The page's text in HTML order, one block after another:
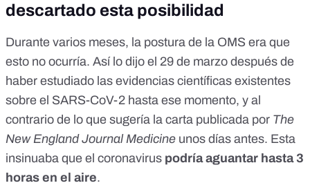
descartado esta posibilidad
Durante varios meses, la postura de la OMS era que
esto no ocurría. Así lo dijo el 29 de marzo después de
haber estudiado las evidencias científicas existentes
sobre el SARS-CoV-2 hasta ese momento, y al
contrario de lo que sugería la carta publicada por The
New England Journal Medicine unos días antes. Esta
insinuaba que el coronavirus podría aguantar hasta 3
horas en el aire.